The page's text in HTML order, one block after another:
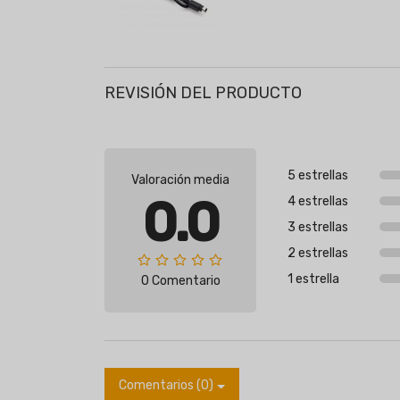
REVISIÓN DEL PRODUCTO
Valoración media
0.0
0 Comentario
5 estrellas
4 estrellas
3 estrellas
2 estrellas
1 estrella
Comentarios (0)